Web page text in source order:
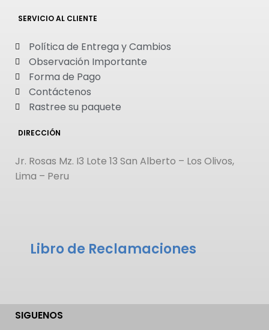
SERVICIO AL CLIENTE
Política de Entrega y Cambios
Observación Importante
Forma de Pago
Contáctenos
Rastree su paquete
DIRECCIÓN
Jr. Rosas Mz. I3 Lote 13 San Alberto – Los Olivos,
Lima – Peru
Libro de Reclamaciones
SIGUENOS